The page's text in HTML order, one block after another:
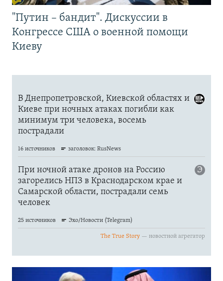
"Путин – бандит". Дискуссии в
Конгрессе США о военной помощи
Киеву